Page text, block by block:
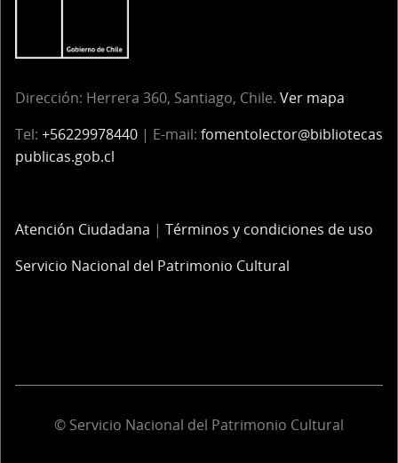
Dirección: Herrera 360, Santiago, Chile. Ver mapa
Tel: +56229978440 | E-mail: fomentolector@bibliotecas
publicas.gob.cl
Atención Ciudadana | Términos y condiciones de uso
Servicio Nacional del Patrimonio Cultural
© Servicio Nacional del Patrimonio Cultural